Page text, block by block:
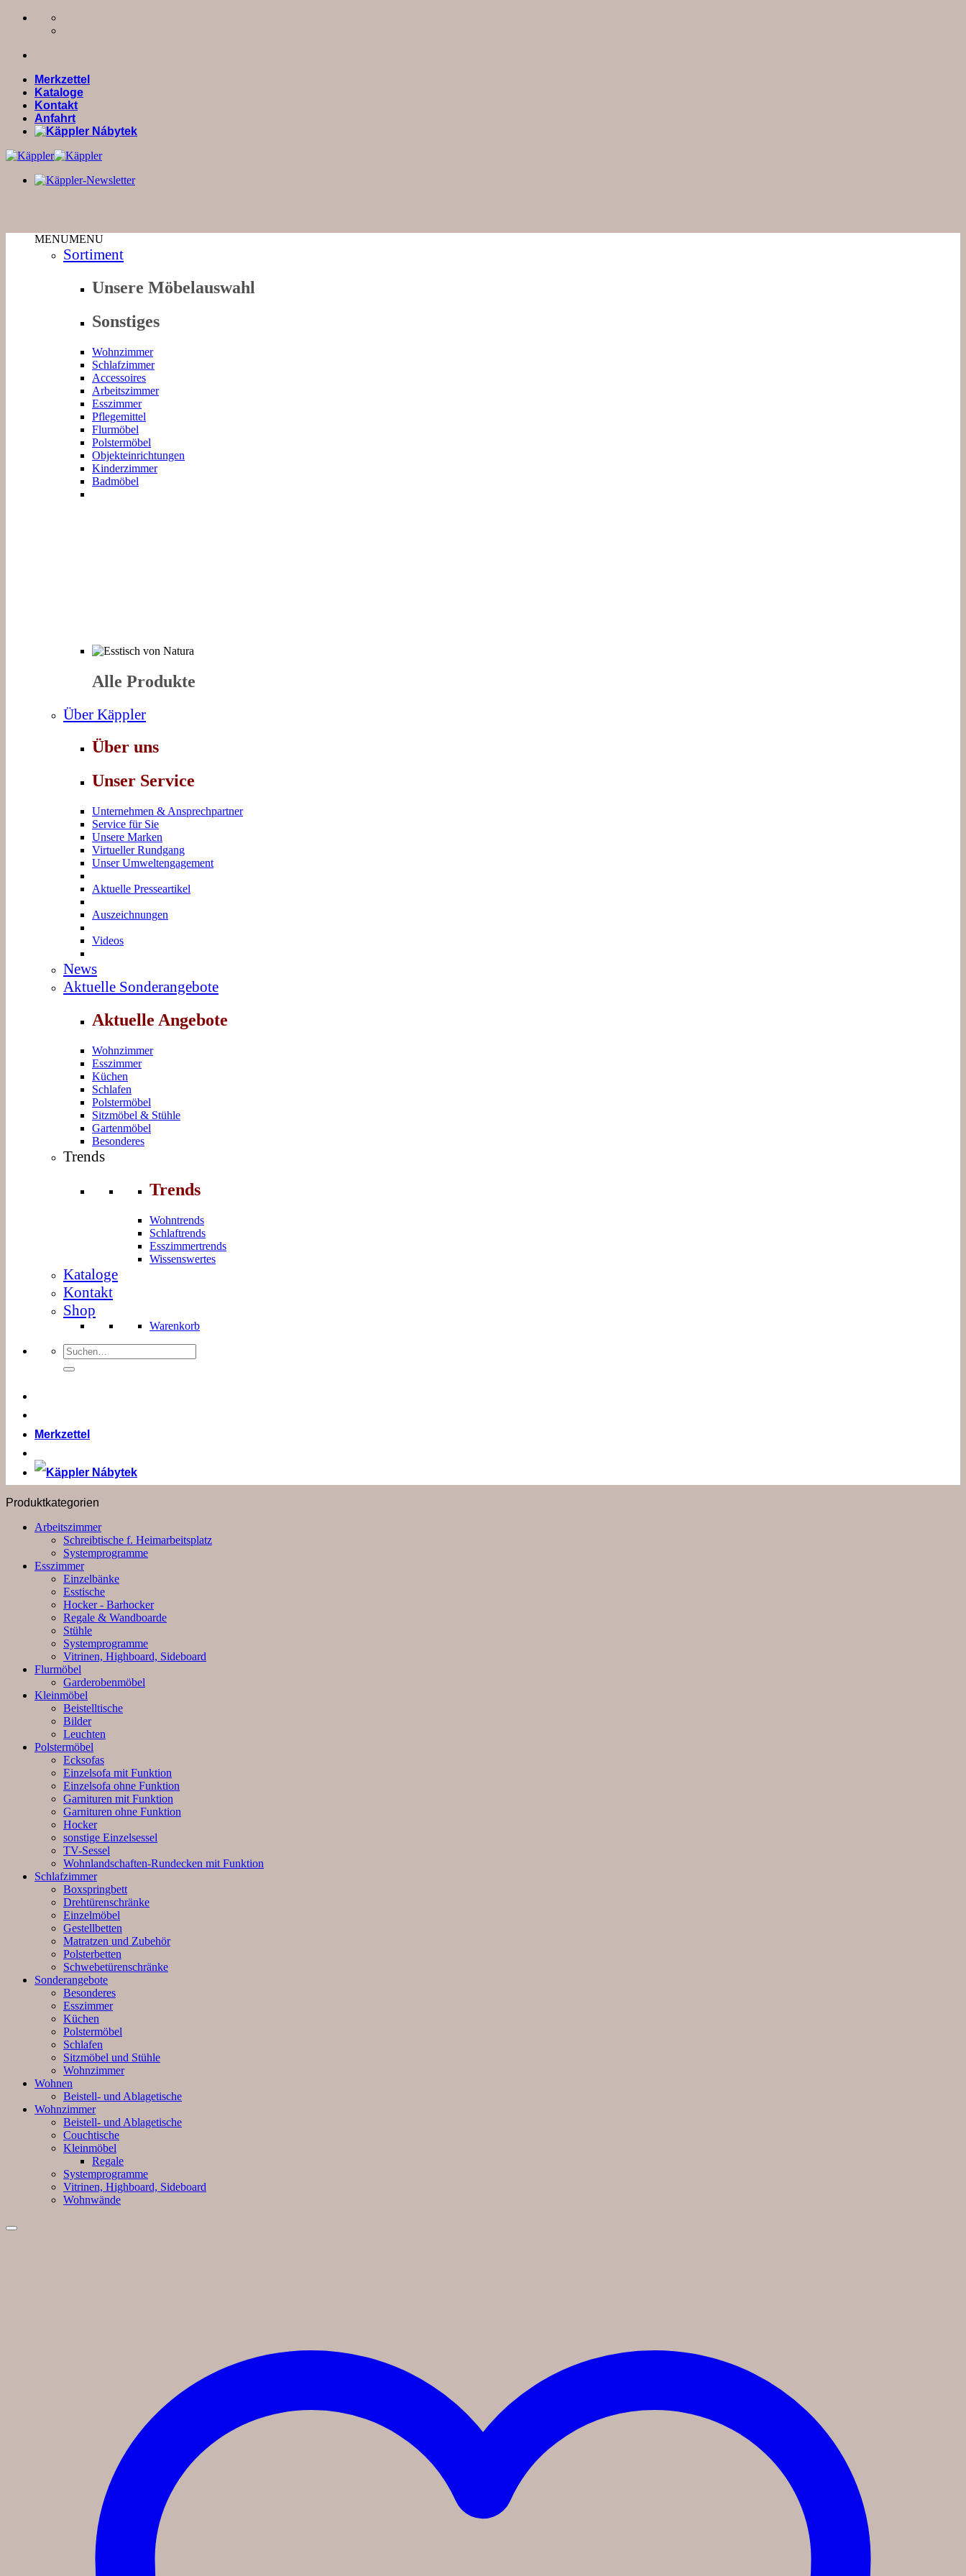
Zum
Merkzettel
Kataloge
Kontakt
Anfahrt
MENUMENU
Sortiment
Unsere Möbelauswahl
Sonstiges
Wohnzimmer
Schlafzimmer
Accessoires
Arbeitszimmer
Esszimmer
Pflegemittel
Flurmöbel
Polstermöbel
Objekteinrichtungen
Kinderzimmer
Badmöbel
Alle Produkte
Über Käppler
Über uns
Unser Service
Unternehmen & Ansprechpartner
Service für Sie
Unsere Marken
Virtueller Rundgang
Unser Umweltengagement
Aktuelle Presseartikel
Auszeichnungen
Videos
News
Aktuelle Sonderangebote
Aktuelle Angebote
Wohnzimmer
Esszimmer
Küchen
Schlafen
Polstermöbel
Sitzmöbel & Stühle
Gartenmöbel
Besonderes
Trends
Trends
Wohntrends
Schlaftrends
Esszimmertrends
Wissenswertes
Kataloge
Kontakt
Shop
Warenkorb
Suchen
nach:
Merkzettel
Produktkategorien
Arbeitszimmer
Schreibtische f. Heimarbeitsplatz
Systemprogramme
Esszimmer
Einzelbänke
Esstische
Hocker - Barhocker
Regale & Wandboarde
Stühle
Systemprogramme
Vitrinen, Highboard, Sideboard
Flurmöbel
Garderobenmöbel
Kleinmöbel
Beistelltische
Bilder
Leuchten
Polstermöbel
Ecksofas
Einzelsofa mit Funktion
Einzelsofa ohne Funktion
Garnituren mit Funktion
Garnituren ohne Funktion
Hocker
sonstige Einzelsessel
TV-Sessel
Wohnlandschaften-Rundecken mit Funktion
Schlafzimmer
Boxspringbett
Drehtürenschränke
Einzelmöbel
Gestellbetten
Matratzen und Zubehör
Polsterbetten
Schwebetürenschränke
Sonderangebote
Besonderes
Esszimmer
Küchen
Polstermöbel
Schlafen
Sitzmöbel und Stühle
Wohnzimmer
Wohnen
Beistell- und Ablagetische
Wohnzimmer
Beistell- und Ablagetische
Couchtische
Kleinmöbel
Regale
Systemprogramme
Vitrinen, Highboard, Sideboard
Wohnwände